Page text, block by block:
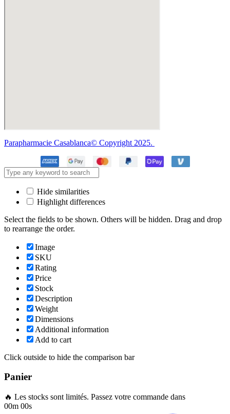
Parapharmacie Casablanca© Copyright 2025.
Hide similarities
Highlight differences
Select the fields to be shown. Others will be hidden. Drag and drop
to rearrange the order.
Image
SKU
Rating
Price
Stock
Description
Weight
Dimensions
Additional information
Add to cart
Click outside to hide the comparison bar
Panier
🔥 Les stocks sont limités. Passez votre commande dans
00m 00s